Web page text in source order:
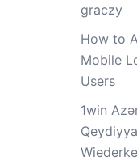
graczy
How to
Mobile
Users
1win